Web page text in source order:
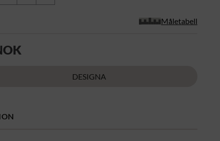
Måletabell
DESIGNA